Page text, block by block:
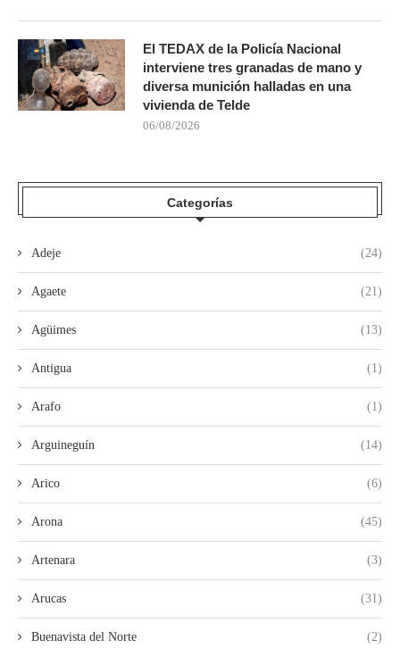
El TEDAX de la Policía Nacional
interviene tres granadas de mano y
diversa munición halladas en una
vivienda de Telde
06/08/2026
Categorías
Adeje (24)
Agaete (21)
Agüimes (13)
Antigua (1)
Arafo (1)
Arguineguín (14)
Arico (6)
Arona (45)
Artenara (3)
Arucas (31)
Buenavista del Norte (2)